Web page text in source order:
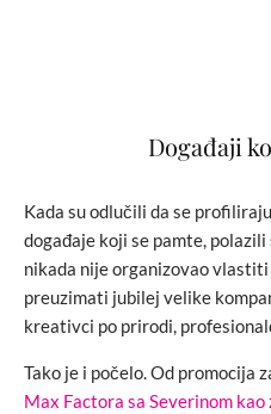
Događaji
Kada su odlučili da se
događaje koji se pamte,
nikada nije organizovao
preuzimati jubilej velike
kreativci po prirodi,
Tako je i počelo. Od promocija
Max Factora sa Severinom